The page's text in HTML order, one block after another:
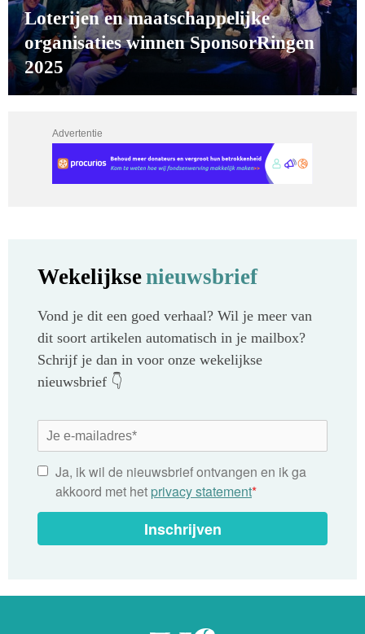
Loterijen en maatschappelijke
organisaties winnen SponsorRingen
2025
Advertentie
Wekelijksenieuwsbrief
Vond je dit een goed verhaal? Wil je meer van
dit soort artikelen automatisch in je mailbox?
Schrijf je dan in voor onze wekelijkse
nieuwsbrief 👇
Ja, ik wil de nieuwsbrief ontvangen en ik ga
akkoord met het privacy statement*
Inschrijven